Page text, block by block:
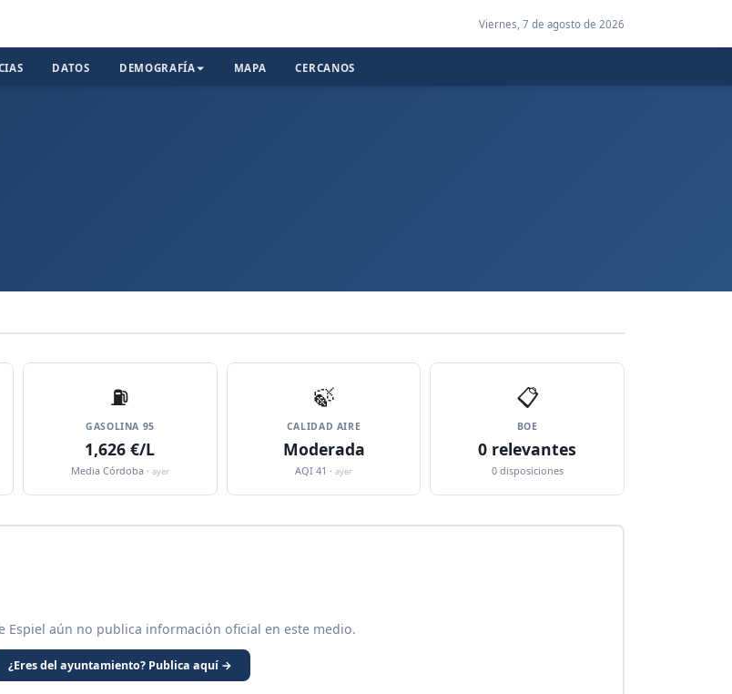
Viernes, 7 de agosto de 2026
DATOS DEMOGRAFÍA MAPA CERCANOS
⛽️
GASOLINA 95
1,626 €/L
Media Córdoba · ayer
🍃
CALIDAD AIRE
Moderada
AQI 41 ·ayer
📋
BOE
0 relevantes
0 disposiciones
Espiel aún no publica información oficial en este medio.
¿Eres del ayuntamiento? Publica aquí →